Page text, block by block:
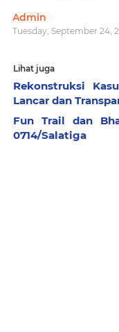
Admin
Tuesday, September 24,
Lihat juga
Rekonstruksi
Lancar dan
Fun Trail dan
0714/Salatiga